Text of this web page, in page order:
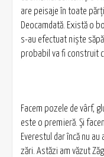
are peisaje în toate
Deocamdată. Există o
s-au efectuat nişte
probabil va fi construit
Facem pozele de vârf,
este o premieră. Şi
Everestul dar încă nu au
zări. Astăzi am văzut